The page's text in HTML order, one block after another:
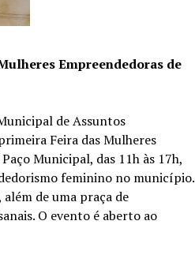
Empreendedoras de
de Assuntos
Feira das Mulheres
Municipal, das 11h às 17h,
feminino no município.
de uma praça de
O evento é aberto ao